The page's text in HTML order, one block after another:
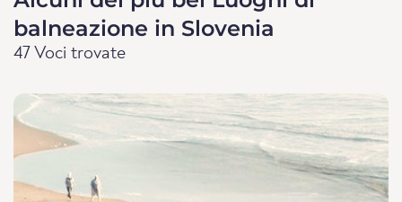
balneazione in Slovenia
47 Voci trovate